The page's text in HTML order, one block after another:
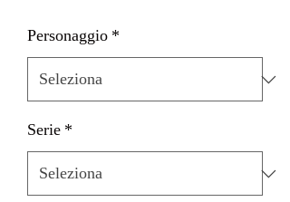
Personaggio *
Serie *